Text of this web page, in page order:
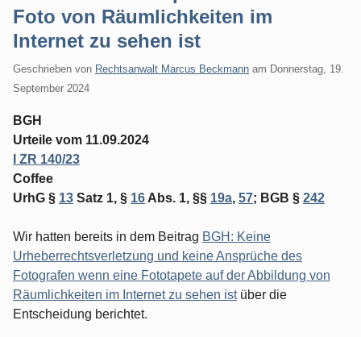
Foto von Räumlichkeiten im
Internet zu sehen ist
Geschrieben von Rechtsanwalt Marcus Beckmann am Donnerstag, 19.
September 2024
BGH
Urteile vom 11.09.2024
I ZR 140/23
Coffee
UrhG § 13 Satz 1, § 16 Abs. 1, §§ 19a, 57; BGB § 242
Wir hatten bereits in dem Beitrag BGH: Keine
Urheberrechtsverletzung und keine Ansprüche des
Fotografen wenn eine Fototapete auf der Abbildung von
Räumlichkeiten im Internet zu sehen istüber die
Entscheidung berichtet.